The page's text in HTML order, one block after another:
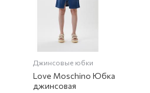
Джинсовые юбки
Love Moschino Юбка
джинсовая